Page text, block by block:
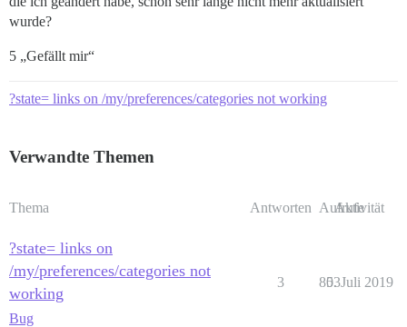
wurde?
5 „Gefällt mir“
?state= links on /my/preferences/categories not working
Verwandte Themen
Thema Antworten Aufrufe
Aktivität
?state= links on
/my/preferences/categories not
working
Bug
3 803
5. Juli 2019